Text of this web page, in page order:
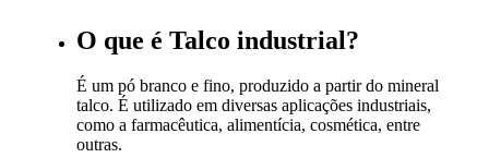
O que é Talco industrial?
É um pó branco e fino, produzido a partir do mineral
talco. É utilizado em diversas aplicações industriais,
como a farmacêutica, alimentícia, cosmética, entre
outras.